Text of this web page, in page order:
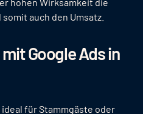
auch den Umsatz.
Google Ads in
für Stammgäste oder